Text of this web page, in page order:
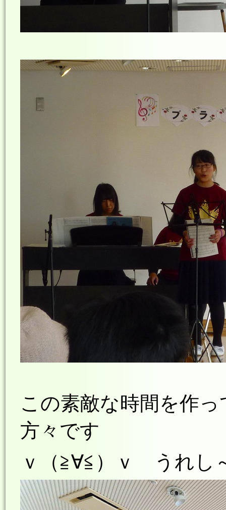
この素敵な時間を作
方々です
ｖ（≧∀≦）ｖ うれし